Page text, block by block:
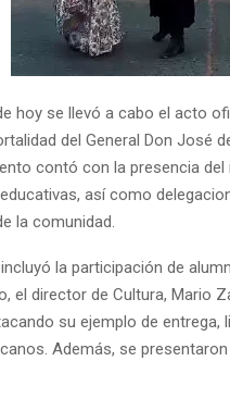
hoy se llevó a cabo el acto
del General Don José
contó con la presencia
así como
la comunidad.
la participación de
el director de Cultura, Mario
su ejemplo de
Además, se